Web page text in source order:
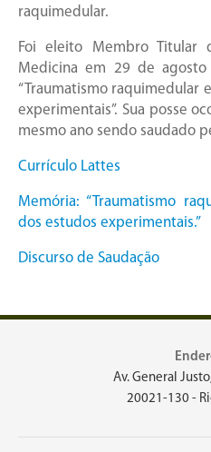
raquimedular.
Foi eleito Membro Titular
Medicina em 29 de
“Traumatismo raquimedular
experimentais”. Sua posse
mesmo ano sendo saudado
Currículo Lattes
Memória: “Traumatismo
dos estudos experimentais.”
Discurso de Saudação
Av. General
20021-130 -